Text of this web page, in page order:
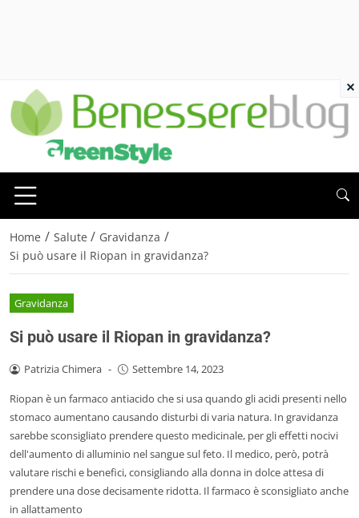
Home / Salute / Gravidanza /
Si può usare il Riopan in gravidanza?
Gravidanza
Si può usare il Riopan in gravidanza?
Patrizia Chimera - Settembre 14, 2023
Riopan è un farmaco antiacido che si usa quando gli acidi presenti nello
stomaco aumentano causando disturbi di varia natura. In gravidanza
sarebbe sconsigliato prendere questo medicinale, per gli effetti nocivi
dell'aumento di alluminio nel sangue sul feto. Il medico, però, potrà
valutare rischi e benefici, consigliando alla donna in dolce attesa di
prendere una dose decisamente ridotta. Il farmaco è sconsigliato anche
in allattamento
×